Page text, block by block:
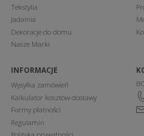
Tekstylia
Jadalnia
Dekoracje do domu
Nasze Marki
INFORMACJE
Wysyłka zamówień
Kalkulator kosztów dostawy
Formy płatności
Regulamin